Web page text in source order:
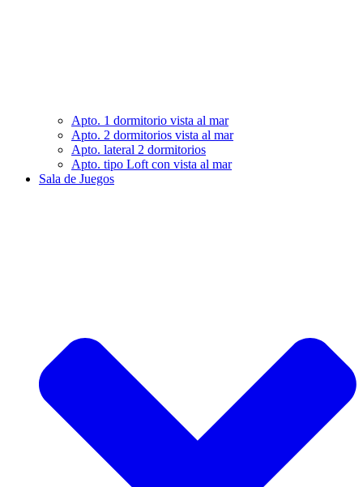
Apto. 1 dormitorio vista al mar
Apto. 2 dormitorios vista al mar
Apto. lateral 2 dormitorios
Apto. tipo Loft con vista al mar
Sala de Juegos